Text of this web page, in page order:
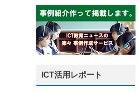
ICT活用レポート